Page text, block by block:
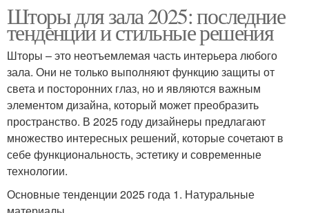
Шторы для зала 2025: последние
тенденции и стильные решения
Шторы – это неотъемлемая часть интерьера любого
зала. Они не только выполняют функцию защиты от
света и посторонних глаз, но и являются важным
элементом дизайна, который может преобразить
пространство. В 2025 году дизайнеры предлагают
множество интересных решений, которые сочетают в
себе функциональность, эстетику и современные
технологии.
Основные тенденции 2025 года 1. Натуральные